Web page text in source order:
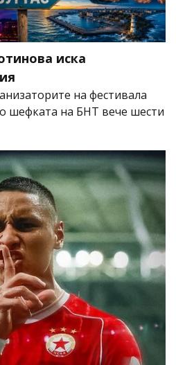
иска
на фестивала
шефката на БНТ вече шести